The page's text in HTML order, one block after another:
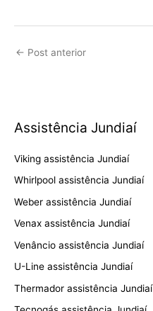
← Post anterior
Assistência Jundiaí
Viking assistência Jundiaí
Whirlpool assistência Jundiaí
Weber assistência Jundiaí
Venax assistência Jundiaí
Venâncio assistência Jundiaí
U-Line assistência Jundiaí
Thermador assistência Jundiaí